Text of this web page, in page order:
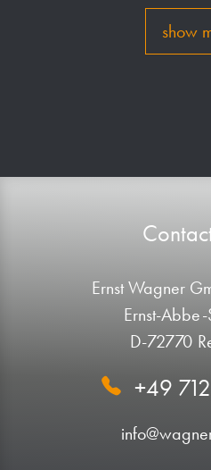
show
Ernst Wagner
Ernst-Abbe-
D-72770
+49